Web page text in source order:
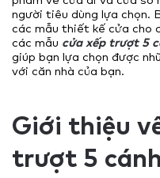
người tiêu dùng lựa chọn.
các mẫu thiết kế cửa cho
các mẫu cửa xếp trượt 5
giúp bạn lựa chọn được
với căn nhà của bạn.
Giới thiệu
trượt 5 cánh